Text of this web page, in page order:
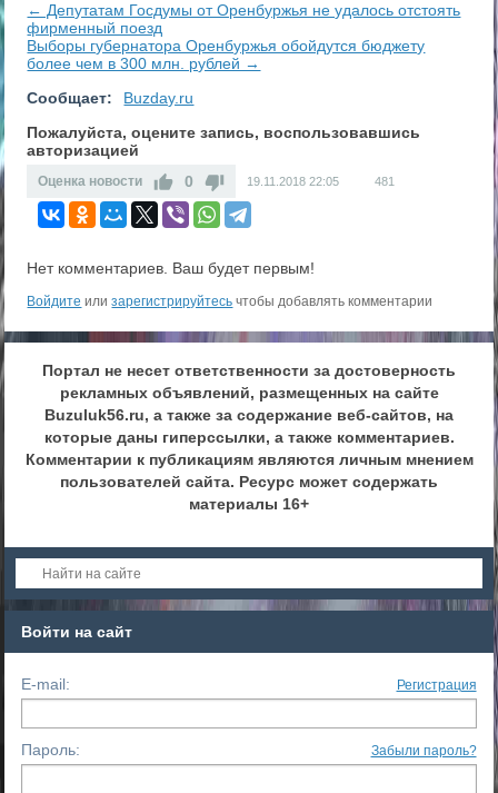
← Депутатам Госдумы от Оренбуржья не удалось отстоять
фирменный поезд
Выборы губернатора Оренбуржья обойдутся бюджету
более чем в 300 млн. рублей →
Сообщает:
Buzday.ru
Пожалуйста, оцените запись, воспользовавшись
авторизацией
Оценка новости 0 19.11.2018 22:05 481
Нет комментариев. Ваш будет первым!
Войдите илизарегистрируйтесь чтобы добавлять комментарии
Портал не несет ответственности за достоверность
рекламных объявлений, размещенных на сайте
Buzuluk56.ru, а также за содержание веб-сайтов, на
которые даны гиперссылки, а также комментариев.
Комментарии к публикациям являются личным мнением
пользователей сайта. Ресурс может содержать
материалы 16+
Войти на сайт
E-mail: Регистрация
Пароль: Забыли пароль?